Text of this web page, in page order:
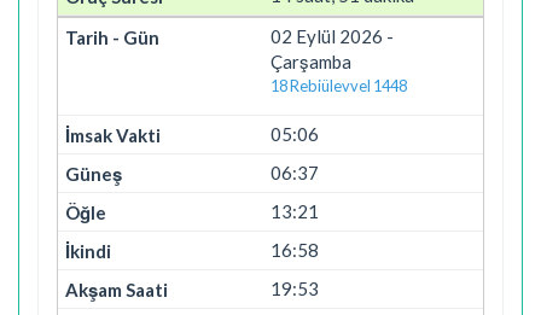
02 Eylül 2026 -
Çarşamba
18 Rebiülevvel 1448
05:06
06:37
13:21
16:58
19:53